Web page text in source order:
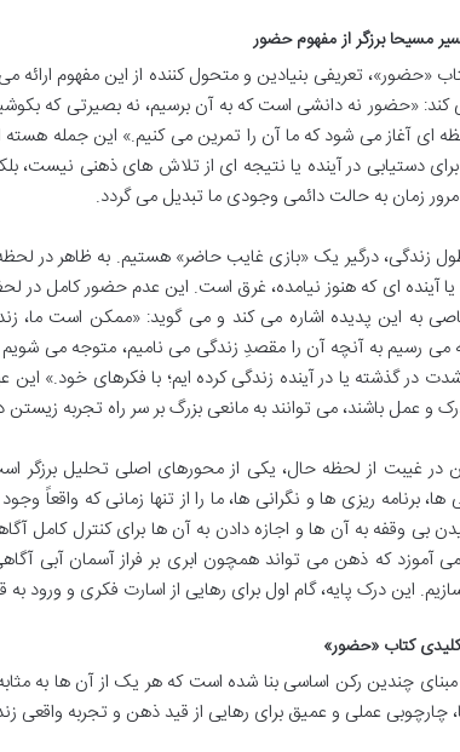
مسیحا برزگر از مفهوم حضور
«حضور»، تعریفی بنیادین و متحول کننده از این مفهوم
کند: «حضور نه دانشی است که به آن برسیم، نه بصیرتی که
ای آغاز می شود که ما آن را تمرین می کنیم.» این جمله
دستیابی در آینده یا نتیجه ای از تلاش های ذهنی نیست،
زمان به حالت دائمی وجودی ما تبدیل می گردد.
زندگی، درگیر یک «بازی غایب حاضر» هستیم. به ظاهر در
آینده ای که هنوز نیامده، غرق است. این عدم حضور کامل در
به این پدیده اشاره می کند و می گوید: «ممکن است ما،
می رسیم به آنچه آن را مقصدِ زندگی می نامیم، متوجه می
در گذشته یا در آینده زندگی کرده ایم؛ با فکرهای خود.»
و عمل باشند، می توانند به مانعی بزرگ بر سر راه تجربه
در غیبت از لحظه حال، یکی از محورهای اصلی تحلیل برزگر
برنامه ریزی ها و نگرانی ها، ما را از تنها زمانی که واقعاً
بی وقفه به آن ها و اجازه دادن به آن ها برای کنترل کامل
آموزد که ذهن می تواند همچون ابری بر فراز آسمان آبی
این درک پایه، گام اول برای رهایی از اسارت فکری و ورود
کلیدی کتاب «حضور»
چندین رکن اساسی بنا شده است که هر یک از آن ها به
چارچوبی عملی و عمیق برای رهایی از قید ذهن و تجربه واقعی